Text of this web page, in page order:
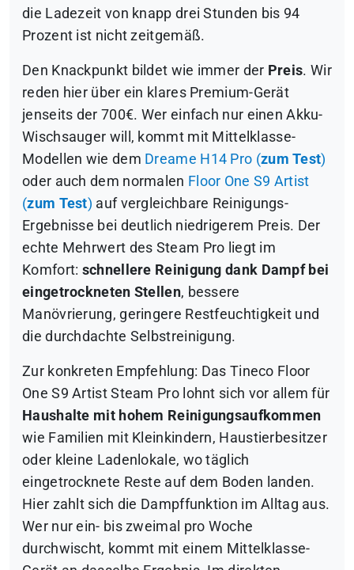
die Ladezeit von knapp drei Stunden bis 94
Prozent ist nicht zeitgemäß.
Den Knackpunkt bildet wie immer der Preis. Wir
reden hier über ein klares Premium-Gerät
jenseits der 700€. Wer einfach nur einen Akku-
Wischsauger will, kommt mit Mittelklasse-
Modellen wie dem Dreame H14 Pro (zum Test)
oder auch dem normalen Floor One S9 Artist
(zum Test) auf vergleichbare Reinigungs-
Ergebnisse bei deutlich niedrigerem Preis. Der
echte Mehrwert des Steam Pro liegt im
Komfort: schnellere Reinigung dank Dampf bei
eingetrockneten Stellen, bessere
Manövrierung, geringere Restfeuchtigkeit und
die durchdachte Selbstreinigung.
Zur konkreten Empfehlung: Das Tineco Floor
One S9 Artist Steam Pro lohnt sich vor allem für
Haushalte mit hohem Reinigungsaufkommen
wie Familien mit Kleinkindern, Haustierbesitzer
oder kleine Ladenlokale, wo täglich
eingetrocknete Reste auf dem Boden landen.
Hier zahlt sich die Dampffunktion im Alltag aus.
Wer nur ein- bis zweimal pro Woche
durchwischt, kommt mit einem Mittelklasse-